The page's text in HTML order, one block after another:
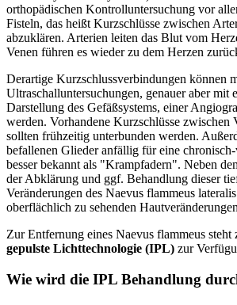
orthopädischen Kontrolluntersuchung vor
Fisteln, das heißt Kurzschlüsse zwischen
abzuklären. Arterien leiten das Blut vom
Venen führen es wieder zu dem Herzen
Derartige Kurzschlussverbindungen können
Ultraschalluntersuchungen, genauer aber mit
Darstellung des Gefäßsystems, einer
werden. Vorhandene Kurzschlüsse zwischen
sollten frühzeitig unterbunden werden.
befallenen Glieder anfällig für eine
besser bekannt als "Krampfadern". Neben
der Abklärung und ggf. Behandlung dieser
Veränderungen des Naevus flammeus
oberflächlich zu sehenden
Zur Entfernung eines Naevus flammeus steht
gepulste Lichttechnologie (IPL) zur
Wie wird die IPL Behandlung